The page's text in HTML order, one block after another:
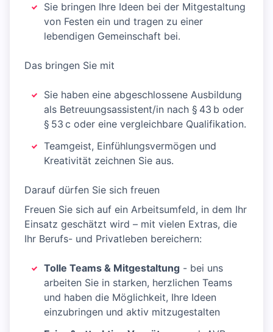
Sie bringen Ihre Ideen bei der Mitgestaltung
von Festen ein und tragen zu einer
lebendigen Gemeinschaft bei.
Das bringen Sie mit
Sie haben eine abgeschlossene Ausbildung
als Betreuungsassistent/in nach § 43 b oder
§ 53 c oder eine vergleichbare Qualifikation.
Teamgeist, Einfühlungsvermögen und
Kreativität zeichnen Sie aus.
Darauf dürfen Sie sich freuen
Freuen Sie sich auf ein Arbeitsumfeld, in dem Ihr
Einsatz geschätzt wird – mit vielen Extras, die
Ihr Berufs- und Privatleben bereichern:
Tolle Teams & Mitgestaltung - bei uns
arbeiten Sie in starken, herzlichen Teams
und haben die Möglichkeit, Ihre Ideen
einzubringen und aktiv mitzugestalten